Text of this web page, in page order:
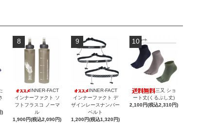
)
8
INNER-FACT
インナーファクト ソ
フトフラスコ ノーマ
ル
1,900円(税込2,090円)
9
INNER-FACT
インナーファクト デ
ザインレースナンバー
ベルト
1,200円(税込1,320円)
10
三又 ショ
ート丈(くるぶし丈)
2,100円(税込2,310円)